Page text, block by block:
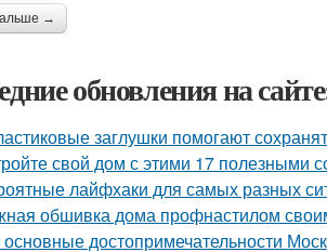
→
обновления на
заглушки помогают
свой дом с этими 17 полезными
лайфхаки для самых разных
обшивка дома профнастилом
основные достопримечательности